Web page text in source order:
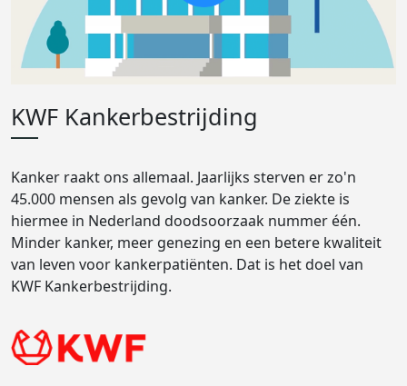
KWF Kankerbestrijding
Kanker raakt ons allemaal. Jaarlijks sterven er zo'n
45.000 mensen als gevolg van kanker. De ziekte is
hiermee in Nederland doodsoorzaak nummer één.
Minder kanker, meer genezing en een betere kwaliteit
van leven voor kankerpatiënten. Dat is het doel van
KWF Kankerbestrijding.